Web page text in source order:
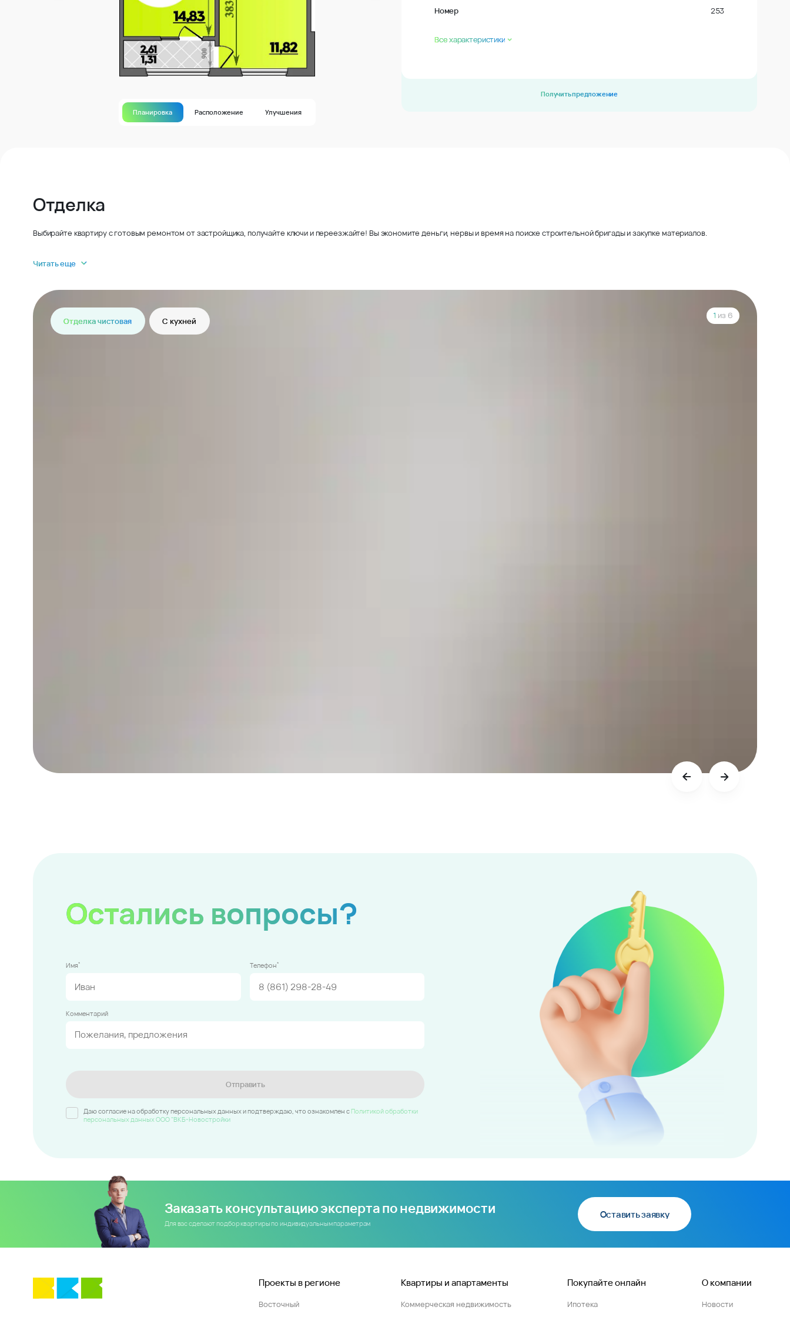
Планировка Расположение Улучшения
Номер 253
Все характеристики
Получить предложение
Отделка
Выбирайте квартиру с готовым ремонтом от застройщика, получайте ключи и переезжайте! Вы экономите деньги, нервы и время на поиске строительной бригады и закупке материалов.
Читать еще
Отделка чистовая С кухней
1 из 6
Остались вопросы?
Имя* Телефон*
Комментарий
Отправить
Даю согласие на обработку персональных данных и подтверждаю, что ознакомлен c Политикой обработки
персональных данных ООО "ВКБ-Новостройки
Заказать консультацию эксперта по недвижимости
Для вас сделают подбор квартиры по индивидуальным параметрам
Оставить заявку
Проекты в регионе
Восточный
Квартиры и апартаменты
Коммерческая недвижимость
Покупайте онлайн
Ипотека
О компании
Новости